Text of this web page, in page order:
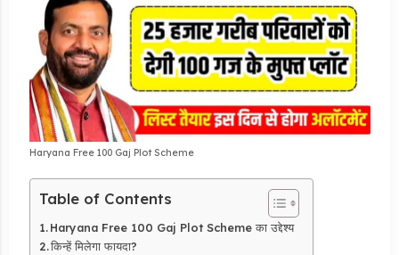
Haryana Free 100 Gaj Plot Scheme
Table of Contents
Haryana Free 100 Gaj Plot Scheme का उद्देश्य
किन्हें मिलेगा फायदा?